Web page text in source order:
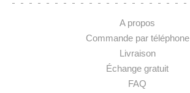
A propos
Commande par téléphone
Livraison
Échange gratuit
FAQ